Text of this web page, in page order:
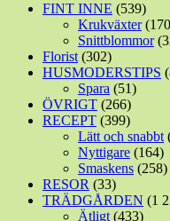
FINT INNE (539)
Krukväxter
Snittblommor
Florist (302)
HUSMODERSTIPS
Spara (51)
ÖVRIGT (266)
RECEPT (399)
Lätt och snabbt
Nyttigare (164)
Smaskens (258)
RESOR (33)
TRÄDGÅRDEN (1
Ätligt (433)